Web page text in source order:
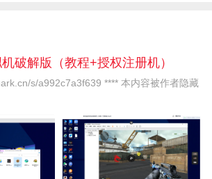
破解版（教程+授权注册机）
s/a992c7a3f639 **** 本内容被作者隐藏